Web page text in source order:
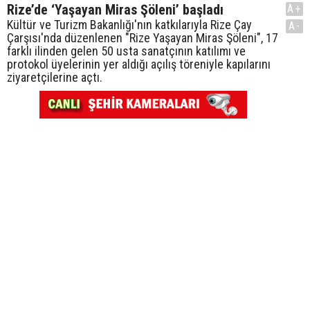
Rize’de ‘Yaşayan Miras Şöleni’ başladı
Kültür ve Turizm Bakanlığı'nın katkılarıyla Rize Çay
Çarşısı'nda düzenlenen "Rize Yaşayan Miras Şöleni", 17
farklı ilinden gelen 50 usta sanatçının katılımı ve
protokol üyelerinin yer aldığı açılış töreniyle kapılarını
ziyaretçilerine açtı.
A+
A-